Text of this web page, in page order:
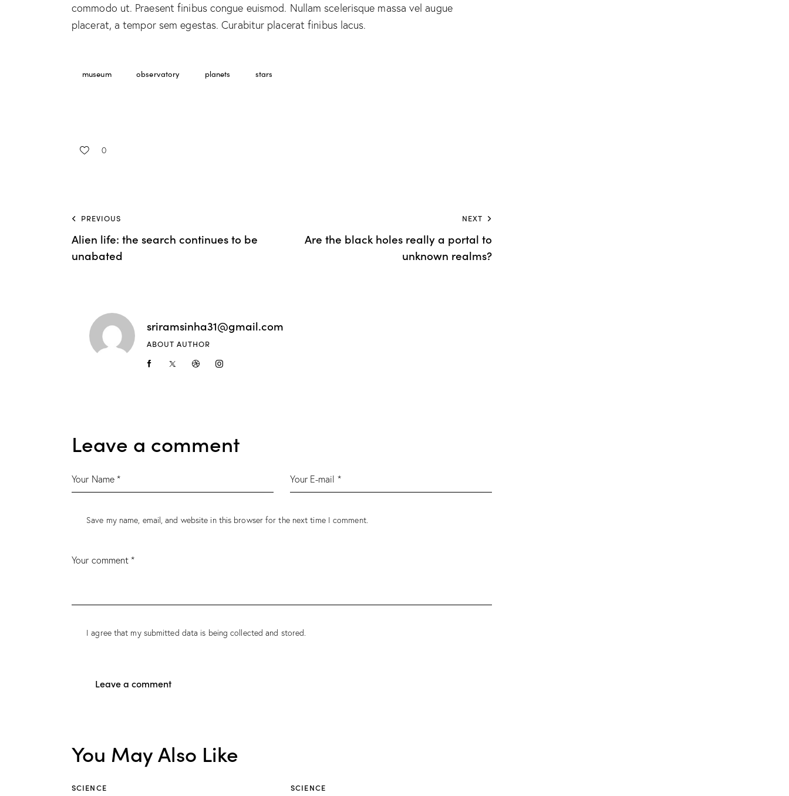
commodo ut. Praesent finibus congue euismod. Nullam scelerisque massa vel augue
placerat, a tempor sem egestas. Curabitur placerat finibus lacus.
museum observatory planets stars
0
PREVIOUS
Alien life: the search continues to be
unabated
NEXT
Are the black holes really a portal to
unknown realms?
sriramsinha31@gmail.com
ABOUT AUTHOR
Leave a comment
Save my name, email, and website in this browser for the next time I comment.
I agree that my submitted data is beingcollected and stored.
You May Also Like
SCIENCE SCIENCE